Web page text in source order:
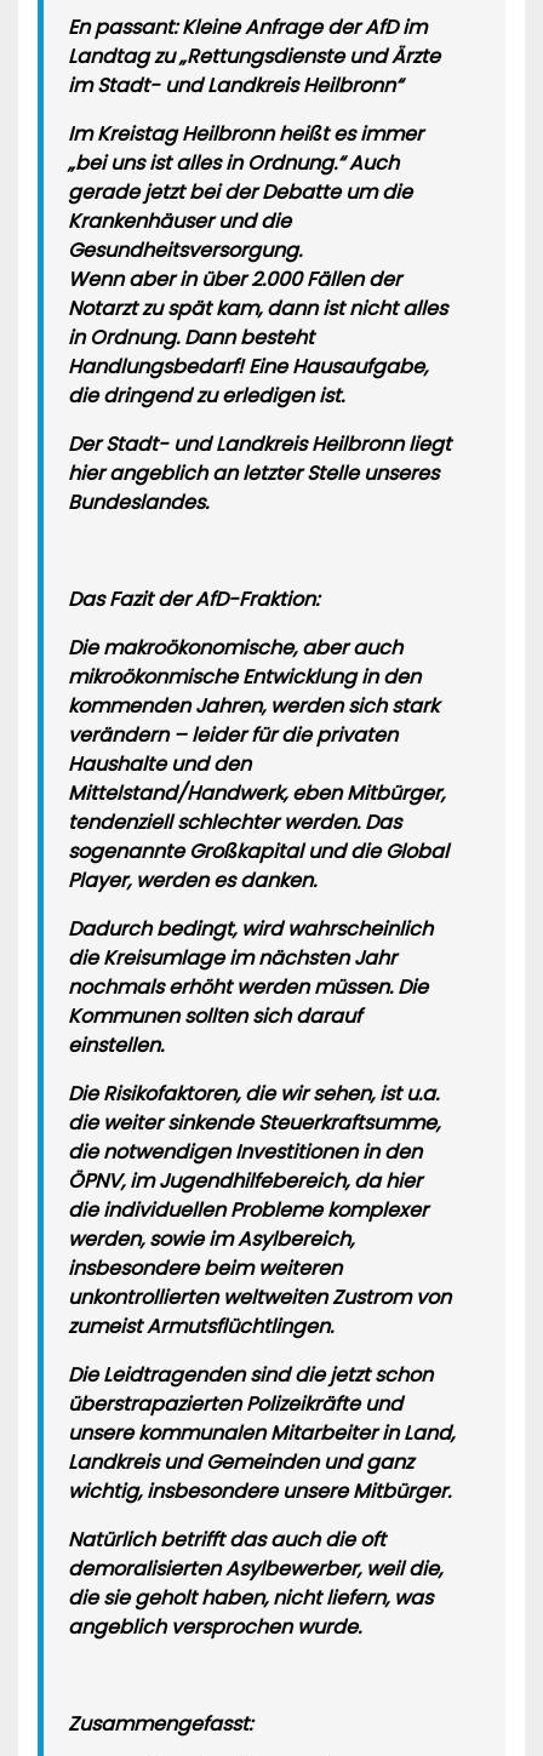
En passant: Kleine Anfrage der AfD im
Landtag zu „Rettungsdienste und Ärzte
im Stadt- und Landkreis Heilbronn“
Im Kreistag Heilbronn heißt es immer
„bei uns ist alles in Ordnung.“Auch
gerade jetzt bei der Debatte um die
Krankenhäuser und die
Gesundheitsversorgung.
Wenn aber in über 2.000 Fällen der
Notarzt zu spät kam, dann ist nicht alles
in Ordnung. Dann besteht
Handlungsbedarf! Eine Hausaufgabe,
die dringend zu erledigen ist.
Der Stadt- und Landkreis Heilbronn liegt
hier angeblich an letzter Stelle unseres
Bundeslandes.
Das Fazit der AfD-Fraktion:
Die makroökonomische, aber auch
mikroökonmische Entwicklung in den
kommenden Jahren, werden sich stark
verändern – leider für die privaten
Haushalte und den
Mittelstand/Handwerk, eben Mitbürger,
tendenziell schlechter werden. Das
sogenannte Großkapital und die Global
Player, werden es danken.
Dadurch bedingt, wird wahrscheinlich
die Kreisumlage im nächsten Jahr
nochmals erhöht werden müssen. Die
Kommunen sollten sich darauf
einstellen.
Die Risikofaktoren, die wir sehen, ist u.a.
die weiter sinkende Steuerkraftsumme,
die notwendigen Investitionen in den
ÖPNV, im Jugendhilfebereich, da hier
die individuellen Probleme komplexer
werden, sowie im Asylbereich,
insbesondere beim weiteren
unkontrollierten weltweiten Zustrom von
zumeist Armutsflüchtlingen.
Die Leidtragenden sind die jetzt schon
überstrapazierten Polizeikräfte und
unsere kommunalen Mitarbeiter in Land,
Landkreis und Gemeinden und ganz
wichtig, insbesondere unsere Mitbürger.
Natürlich betrifft das auch die oft
demoralisierten Asylbewerber, weil die,
die sie geholt haben, nicht liefern, was
angeblich versprochen wurde.
Zusammengefasst: